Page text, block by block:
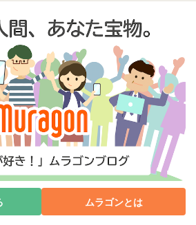
ムラゴンとは